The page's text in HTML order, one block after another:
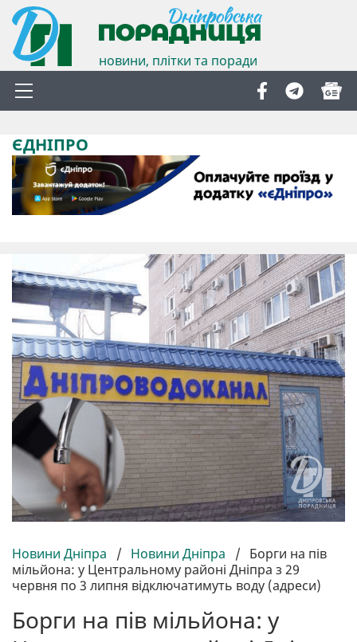
новини, плітки та поради
ЄДНІПРО
Новини Дніпра / Новини Дніпра / Борги на пів
мільйона: у Центральному районі Дніпра з 29
червня по 3 липня відключатимуть воду (адреси)
Борги на пів мільйона: у